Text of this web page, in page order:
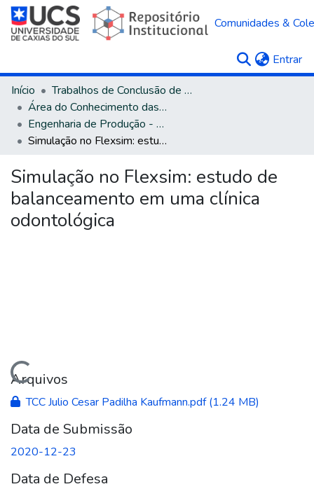
Comunidades &
Entrar
Início
Trabalhos de Conclusão de Curso
Área do Conhecimento das Engenharias
Engenharia de Produção - Bacharelado
Simulação no Flexsim: estudo de balanceamento em uma clínica odontológica
Simulação no Flexsim: estudo de
balanceamento em uma clínica
odontológica
Carregando...
Arquivos
TCC Julio Cesar Padilha Kaufmann.pdf(1.24 MB)
Data de Submissão
2020-12-23
Data de Defesa